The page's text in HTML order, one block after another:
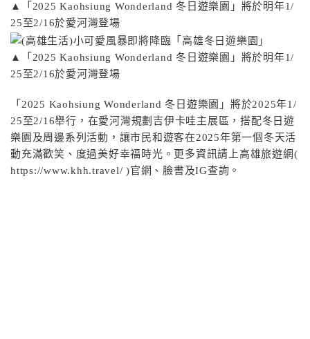
▲「2025 Kaohsiung Wonderland 冬日遊樂園」將於明年1/
25至2/16於愛河灣登場
▲「2025 Kaohsiung Wonderland 冬日遊樂園」將於明年1/
25至2/16於愛河灣登場
「2025 Kaohsiung Wonderland 冬日遊樂園」將於2025年1/
25至2/16舉行，在愛河灣規劃吉伊卡哇主展區，搭配冬日遊
樂園及周邊系列活動，讓市民和遊客在2025年第一個冬天活
動充滿歡笑、度過美好幸福時光。更多資訊請上高雄旅遊網(
https://www.khh.travel/ )官網、臉書及IG查詢。